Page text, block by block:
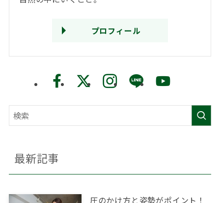
プロフィール
最新記事
圧のかけ方と姿勢がポイント！